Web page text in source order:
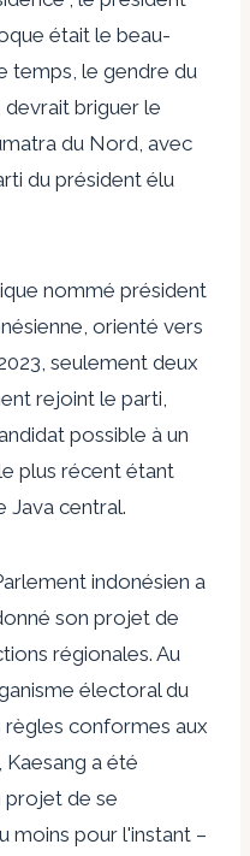
était le beau-
temps, le gendre du
briguer le
du Nord, avec
du président élu
nommé président
orienté vers
seulement deux
rejoint le parti,
possible à un
plus récent étant
Java central.
indonésien a
son projet de
régionales. Au
électoral du
conformes aux
Kaesang a été
projet de se
moins pour l'instant –